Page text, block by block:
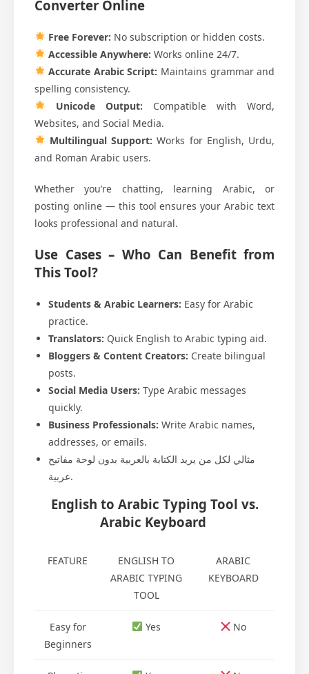
Converter Online
Free Forever: No subscription or hidden costs.
Accessible Anywhere: Works online 24/7.
Accurate Arabic Script: Maintains grammar and
spelling consistency.
Unicode Output: Compatible with Word,
Websites, and Social Media.
Multilingual Support: Works for English, Urdu,
and Roman Arabic users.
Whether you’re chatting, learning Arabic, or
posting online — this tool ensures your Arabic text
looks professional and natural.
Use Cases – Who Can Benefit from
This Tool?
Students & Arabic Learners: Easy for Arabic
practice.
Translators: Quick English to Arabic typing aid.
Bloggers & Content Creators: Create bilingual
posts.
Social Media Users: Type Arabic messages
quickly.
Business Professionals: Write Arabic names,
addresses, or emails.
مثالي لكل من يريد الكتابة بالعربية بدون لوحة مفاتيح
عربية.
English to Arabic Typing Tool vs.
Arabic Keyboard
FEATURE
ENGLISH TO
ARABIC TYPING
TOOL
ARABIC
KEYBOARD
Easy for
Beginners
Yes No